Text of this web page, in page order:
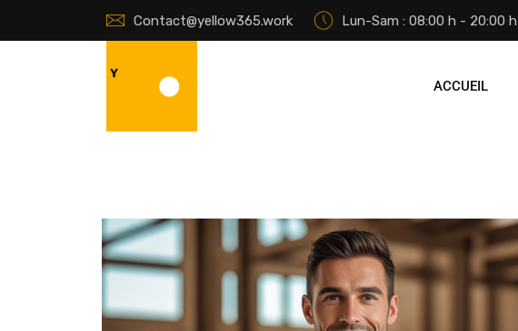
Contact@yellow365.work Lun-Sam : 08:00 h - 20:00 h
ACCUEIL